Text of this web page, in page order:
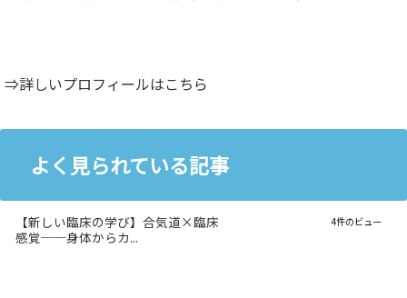
⇒詳しいプロフィールはこちら
よく見られている記事
【新しい臨床の学び】合気道×臨床
感覚──身体からカ...
4件のビュー